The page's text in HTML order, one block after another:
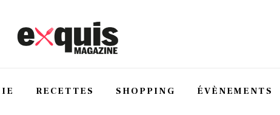
RECETTES SHOPPING ÉVÈNEMENTS